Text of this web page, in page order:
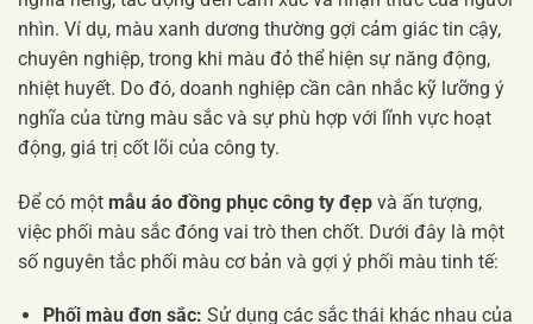
nhìn. Ví dụ, màu xanh dương thường gợi cảm giác tin cậy,
chuyên nghiệp, trong khi màu đỏ thể hiện sự năng động,
nhiệt huyết. Do đó, doanh nghiệp cần cân nhắc kỹ lưỡng ý
nghĩa của từng màu sắc và sự phù hợp với lĩnh vực hoạt
động, giá trị cốt lõi của công ty.
Để có một mẫu áo đồng phục công ty đẹp và ấn tượng,
việc phối màu sắc đóng vai trò then chốt. Dưới đây là một
số nguyên tắc phối màu cơ bản và gợi ý phối màu tinh tế:
Phối màu đơn sắc: Sử dụng các sắc thái khác nhau của